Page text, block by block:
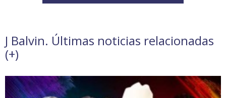
J Balvin. Últimas noticias relacionadas
(+)